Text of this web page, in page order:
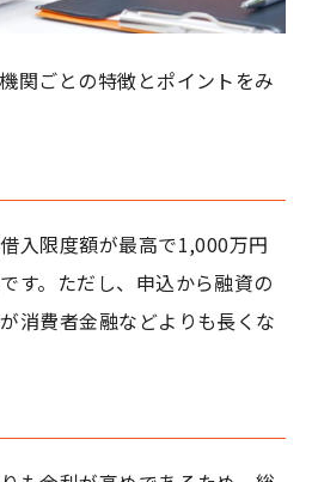
関ごとの特徴とポイントをみ
入限度額が最高で1,000万円
す。ただし、申込から融資の
消費者金融などよりも長くな